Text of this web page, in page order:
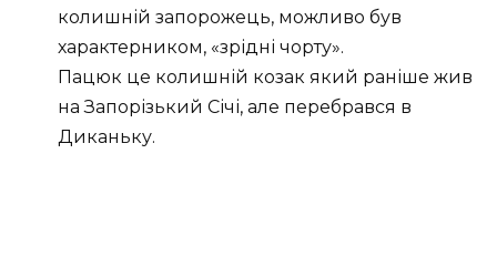
колишній запорожець, можливо був
характерником, «зрідні чорту».
Пацюк це колишній козак який раніше жив
на Запорізький Січі, але перебрався в
Диканьку.